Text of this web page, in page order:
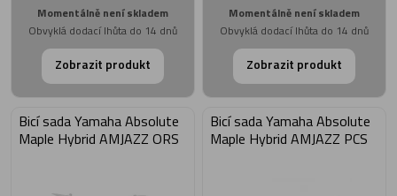
Momentálně není skladem
Obvyklá dodací lhůta do 14 dnů
Zobrazit produkt
Momentálně není skladem
Obvyklá dodací lhůta do 14 dnů
Zobrazit produkt
Bicí sada Yamaha Absolute
Maple Hybrid AMJAZZ ORS
Bicí sada Yamaha Absolute
Maple Hybrid AMJAZZ PCS